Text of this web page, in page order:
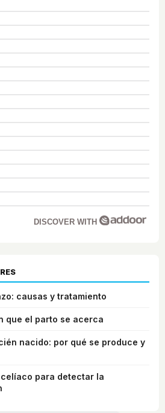
DISCOVER WITH
causas y tratamiento
que el parto se acerca
nacido: por qué se produce y
para detectar la